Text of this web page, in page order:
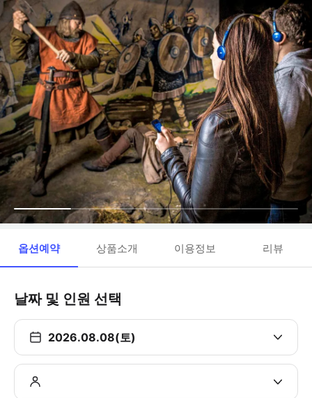
옵션예약 상품소개 이용정보 리뷰
날짜 및 인원 선택
2026.08.08(토)